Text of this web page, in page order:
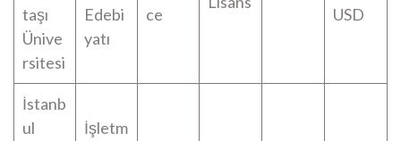
taşı
Ünive
rsitesi
Edebi
yatı
ce
USD
İstanb
ul
İşletm